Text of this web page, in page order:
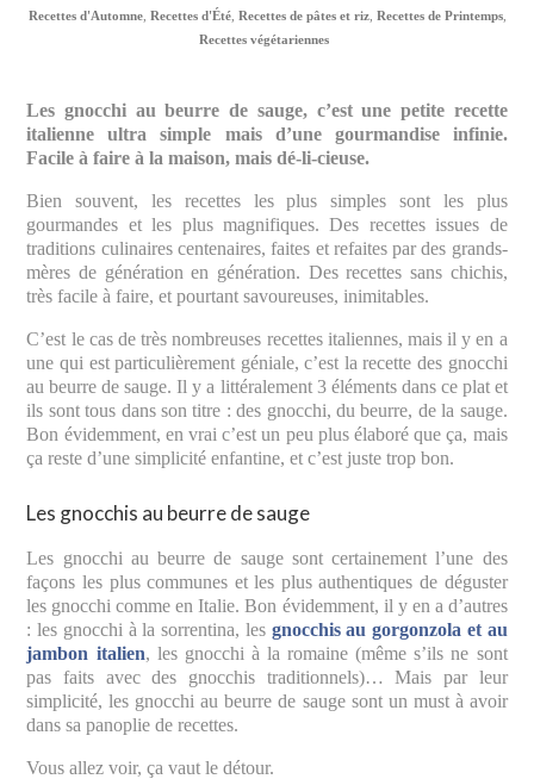
Recettes d'Automne, Recettes d'Été, Recettes de pâtes et riz, Recettes de Printemps,
Recettes végétariennes
Les gnocchi au beurre de sauge, c’est une petite recette
italienne ultra simple mais d’une gourmandise infinie.
Facile à faire à la maison, mais dé-li-cieuse.
Bien souvent, les recettes les plus simples sont les plus
gourmandes et les plus magnifiques. Des recettes issues de
traditions culinaires centenaires, faites et refaites par des grands-
mères de génération en génération. Des recettes sans chichis,
très facile à faire, et pourtant savoureuses, inimitables.
C’est le cas de très nombreuses recettes italiennes, mais il y en a
une qui est particulièrement géniale, c’est la recette des gnocchi
au beurre de sauge. Il y a littéralement 3 éléments dans ce plat et
ils sont tous dans son titre : des gnocchi, du beurre, de la sauge.
Bon évidemment, en vrai c’est un peu plus élaboré que ça, mais
ça reste d’une simplicité enfantine, et c’est juste trop bon.
Les gnocchis au beurre de sauge
Les gnocchi au beurre de sauge sont certainement l’une des
façons les plus communes et les plus authentiques de déguster
les gnocchi comme en Italie. Bon évidemment, il y en a d’autres
: les gnocchi à la sorrentina, les gnocchis au gorgonzola et au
jambon italien, les gnocchi à la romaine (même s’ils ne sont
pas faits avec des gnocchis traditionnels)… Mais par leur
simplicité, les gnocchi au beurre de sauge sont un must à avoir
dans sa panoplie de recettes.
Vous allez voir, ça vaut le détour.